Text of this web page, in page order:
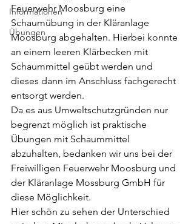
Informationen
Übungen
Feuerwehr Moosburg eine
Schaumübung in der Kläranlage
Moosburg abgehalten. Hierbei konnte
an einem leeren Klärbecken mit
Schaummittel geübt werden und
dieses dann im Anschluss fachgerecht
entsorgt werden.
Da es aus Umweltschutzgründen nur
begrenzt möglich ist praktische
Übungen mit Schaummittel
abzuhalten, bedanken wir uns bei der
Freiwilligen Feuerwehr Moosburg und
der Kläranlage Mossburg GmbH für
diese Möglichkeit.
Hier schön zu sehen der Unterschied